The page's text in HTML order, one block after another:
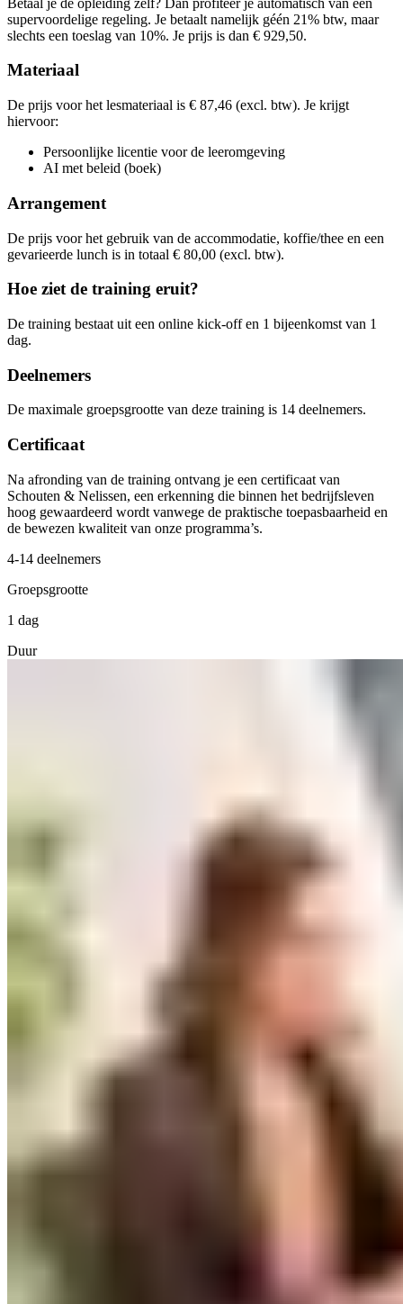
woe18-11-20269:30 - 16:30
vri22-01-20279:30 - 16:30
Lesdagen
din23-03-20279:30 - 16:30
supervoordelige regeling. Je betaalt namelijk géén 21% btw, maar
slechts een toeslag van 10%. Je prijs is dan € 929,50.
Materiaal
De prijs voor het lesmateriaal is € 87,46 (excl. btw). Je krijgt
hiervoor:
Persoonlijke licentie voor de leeromgeving
AI met beleid (boek)
Arrangement
De prijs voor het gebruik van de accommodatie, koffie/thee en een
gevarieerde lunch is in totaal € 80,00 (excl. btw).
Hoe ziet de training eruit?
De training bestaat uit een online kick-off en 1 bijeenkomst van 1
dag.
Deelnemers
De maximale groepsgrootte van deze training is 14 deelnemers.
Certificaat
Na afronding van de training ontvang je een certificaat van
Schouten & Nelissen, een erkenning die binnen het bedrijfsleven
hoog gewaardeerd wordt vanwege de praktische toepasbaarheid en
de bewezen kwaliteit van onze programma’s.
4-14 deelnemers
Groepsgrootte
1 dag
Duur